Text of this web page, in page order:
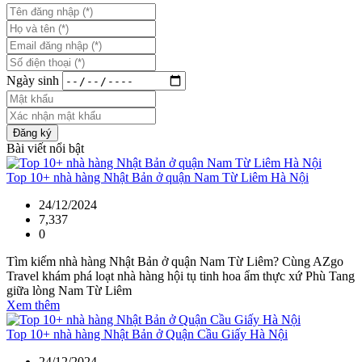
Ngày sinh
Đăng ký
Bài viết nổi bật
Top 10+ nhà hàng Nhật Bản ở quận Nam Từ Liêm Hà Nội
24/12/2024
7,337
0
Tìm kiếm nhà hàng Nhật Bản ở quận Nam Từ Liêm? Cùng AZgo
Travel khám phá loạt nhà hàng hội tụ tinh hoa ẩm thực xứ Phù Tang
giữa lòng Nam Từ Liêm
Xem thêm
Top 10+ nhà hàng Nhật Bản ở Quận Cầu Giấy Hà Nội